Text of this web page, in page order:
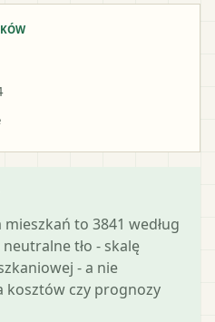
to 3841 według
tło - skalę
- a nie
kosztów czy prognozy